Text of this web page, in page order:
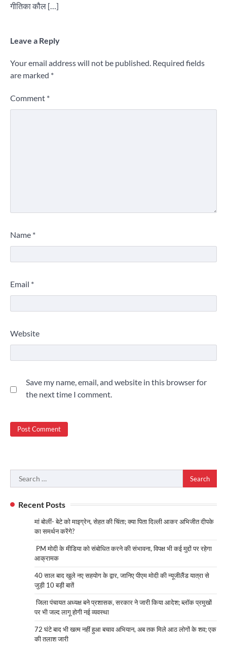
गीतिका कौल […]
Leave a Reply
Your email address will not be published. Required fields
are marked *
Comment *
Name *
Email *
Website
Save my name, email, and website in this browser for
the next time I comment.
Search
for:
Recent Posts
मां बोलीं- बेटे को माइग्रेन, सेहत की चिंता; क्या पिता दिल्ली आकर अभिजीत दीपके
का समर्थन करेंगे?
PM मोदी के मीडिया को संबोधित करने की संभावना, विपक्ष भी कई मुद्दों पर रहेगा
आक्रामक
40 साल बाद खुले नए सहयोग के द्वार, जानिए पीएम मोदी की न्यूजीलैंड यात्रा से
जुड़ी 10 बड़ी बातें
जिला पंचायत अध्यक्ष बने प्रशासक, सरकार ने जारी किया आदेश; ब्लॉक प्रमुखों
पर भी जल्द लागू होगी नई व्यवस्था
72 घंटे बाद भी खत्म नहीं हुआ बचाव अभियान, अब तक मिले आठ लोगों के शव; एक
की तलाश जारी